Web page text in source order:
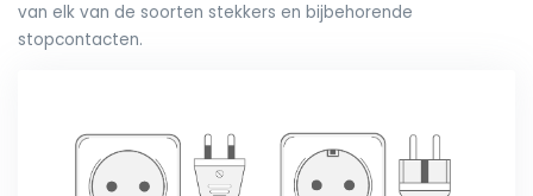
van elk van de soorten stekkers en bijbehorende
stopcontacten.